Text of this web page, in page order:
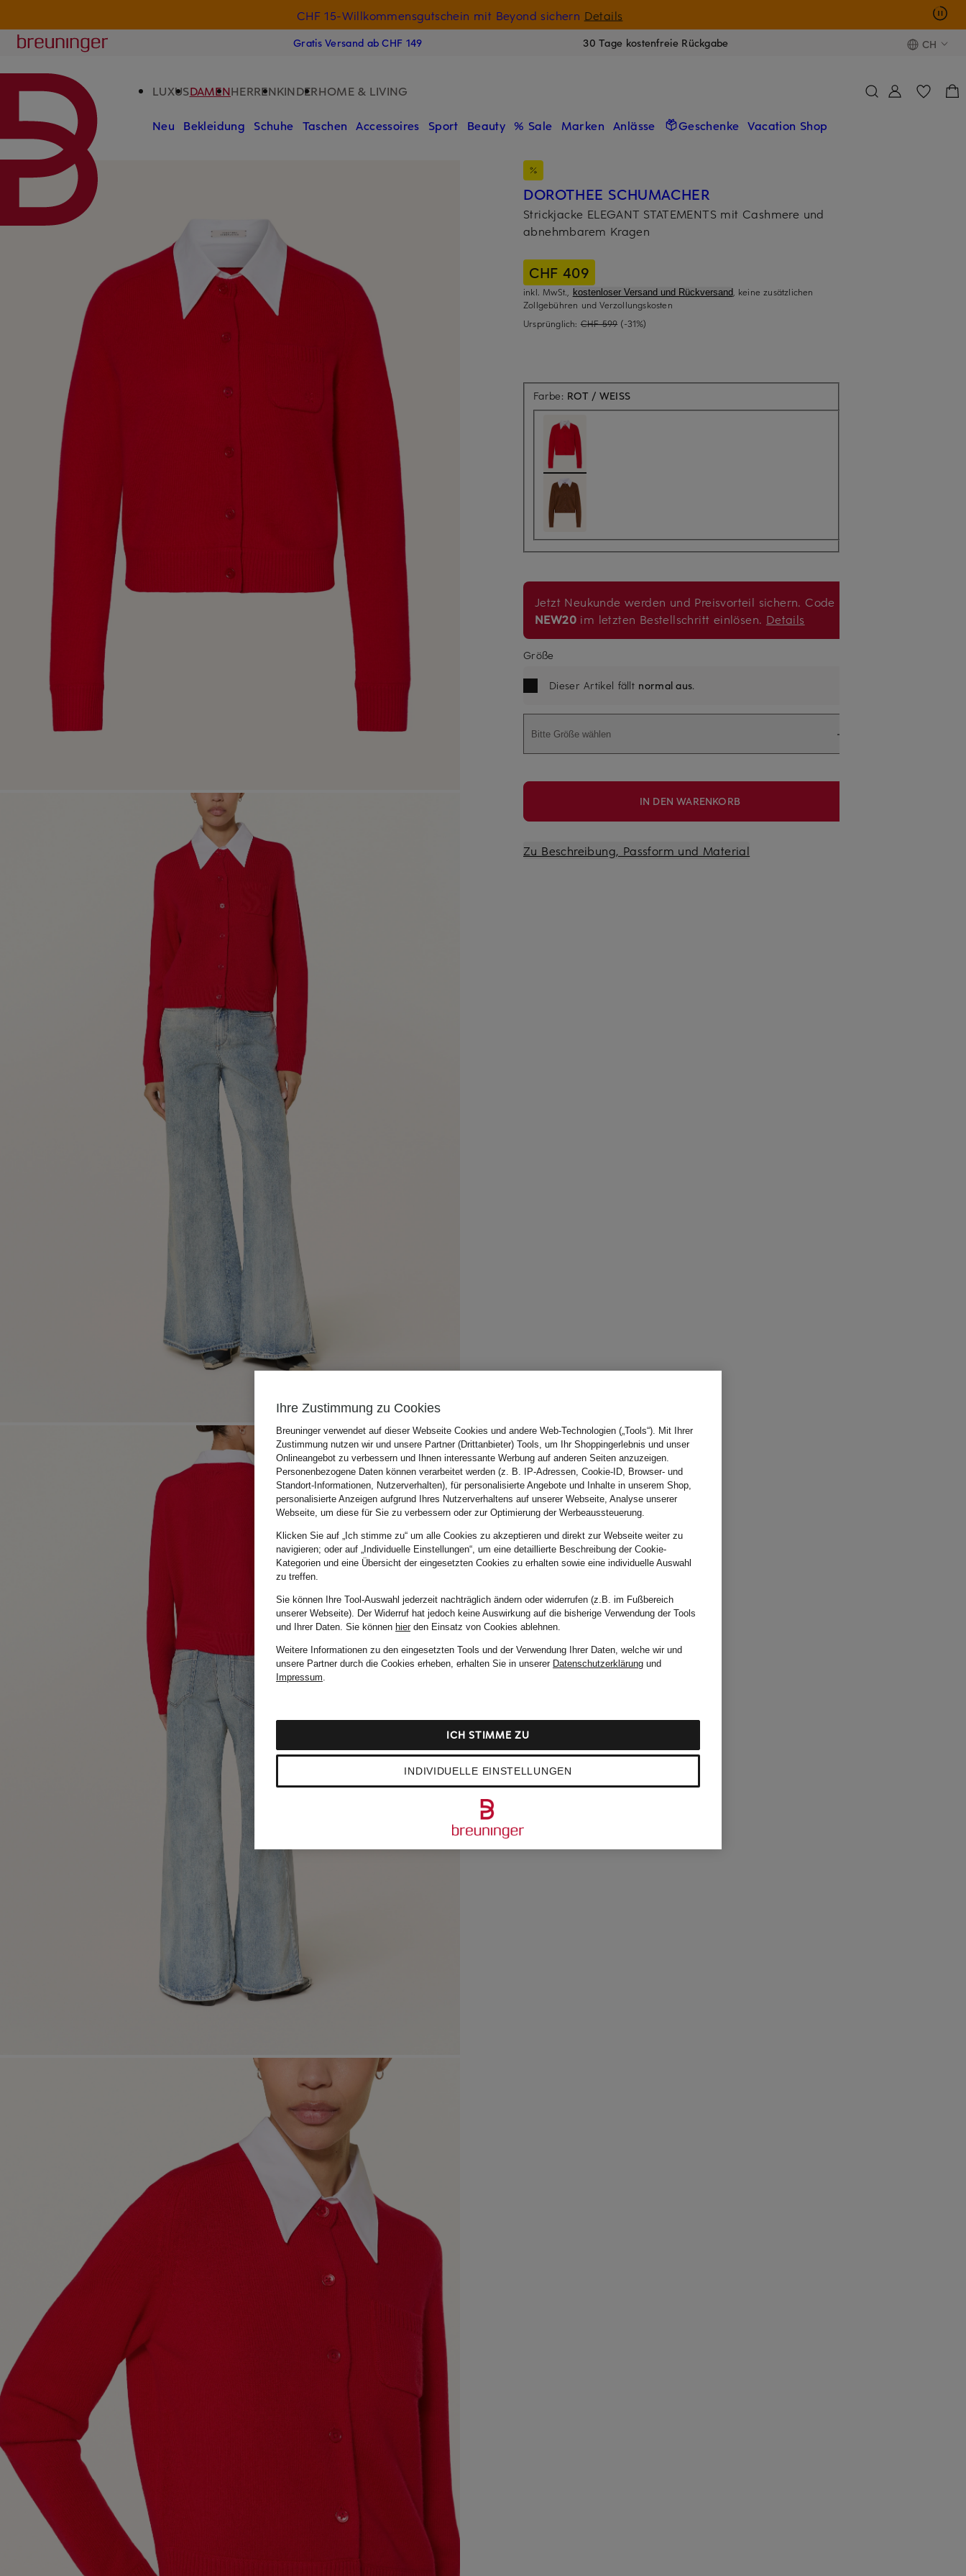
CHF 15-Willkommensgutschein mit Beyond sichern Details
Breuninger
Gratis Versand ab CHF 149 30 Tage kostenfreie Rückgabe CH
LUXUSDAMENHERRENKINDERHOME & LIVING
Neu Bekleidung Schuhe Taschen Accessoires Sport Beauty % Sale Marken Anlässe Geschenke Vacation Shop
DOROTHEE SCHUMACHER
Strickjacke ELEGANT STATEMENTS mit Cashmere und
abnehmbarem Kragen
CHF 409
inkl. MwSt., kostenloser Versand und Rückversand, keine zusätzlichen
Zollgebühren und Verzollungskosten
Ursprünglich: CHF 599 (-31%)
Farbe: ROT / WEISS
Jetzt Neukunde werden und Preisvorteil sichern. Code
NEW20 im letzten Bestellschritt einlösen. Details
Größe
Dieser Artikel fällt normal aus.
Bitte Größe wählen
IN DEN WARENKORB
Zu Beschreibung, Passform und Material
Ihre Zustimmung zu Cookies
Breuninger verwendet auf dieser Webseite Cookies und andere Web-Technologien („Tools“). Mit Ihrer
Zustimmung nutzen wir und unsere Partner (Drittanbieter) Tools, um Ihr Shoppingerlebnis und unser
Onlineangebot zu verbessern und Ihnen interessante Werbung auf anderen Seiten anzuzeigen.
Personenbezogene Daten können verarbeitet werden (z. B. IP-Adressen, Cookie-ID, Browser- und
Standort-Informationen, Nutzerverhalten), für personalisierte Angebote und Inhalte in unserem Shop,
personalisierte Anzeigen aufgrund Ihres Nutzerverhaltens auf unserer Webseite, Analyse unserer
Webseite, um diese für Sie zu verbessern oder zur Optimierung der Werbeaussteuerung.
Klicken Sie auf „Ich stimme zu“ um alle Cookies zu akzeptieren und direkt zur Webseite weiter zu
navigieren; oder auf „Individuelle Einstellungen“, um eine detaillierte Beschreibung der Cookie-
Kategorien und eine Übersicht der eingesetzten Cookies zu erhalten sowie eine individuelle Auswahl
zu treffen.
Sie können Ihre Tool-Auswahl jederzeit nachträglich ändern oder widerrufen (z.B. im Fußbereich
unserer Webseite). Der Widerruf hat jedoch keine Auswirkung auf die bisherige Verwendung der Tools
und Ihrer Daten. Sie können hierden Einsatz von Cookies ablehnen.
Weitere Informationen zu den eingesetzten Tools und der Verwendung Ihrer Daten, welche wir und
unsere Partner durch die Cookies erheben, erhalten Sie in unserer Datenschutzerklärung und
Impressum.
INDIVIDUELLE EINSTELLUNGEN
ICH STIMME ZU